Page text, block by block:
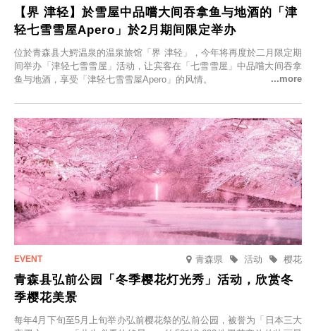
【界 津轻】於雪屋中品嚐大间吞拿鱼与地酒的「津
轻七雪雪屋Apero」於2月期间限定举办
位於青森县大鰐温泉的温泉旅馆「界 津轻」，今年将再度於二月限定期
间举办「津轻七雪雪屋」活动，让宾客在「七雪雪屋」中品嚐大间吞拿
鱼与地酒，享受「津轻七雪雪屋Apero」的风情。
青森県 樱花
活动
青森县弘前公园「冬季樱花灯光秀」活动，欣赏冬
季樱花美景
每年4月下旬至5月上旬举办弘前樱花祭的弘前公园，被誉为「日本三大